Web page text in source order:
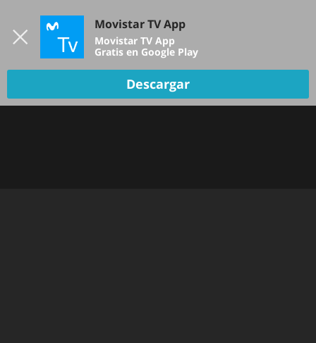
TV EN VIVO
Movistar TV App
Movistar TV App
Gratis en Google Play
Descargar